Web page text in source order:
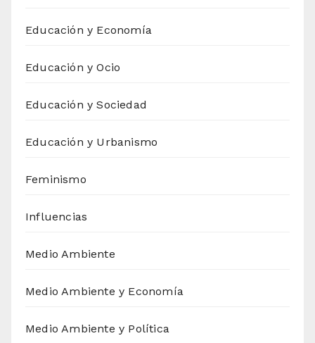
Educación y Economía
Educación y Ocio
Educación y Sociedad
Educación y Urbanismo
Feminismo
Influencias
Medio Ambiente
Medio Ambiente y Economía
Medio Ambiente y Política